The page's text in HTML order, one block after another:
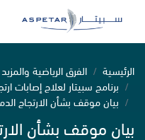
الرئيسية الفرق الرياضية والمزيد
برنامج سبيتار لعلاج إصابات
بيان موقف بشأن الارتجاج
بيان موقف بشأن